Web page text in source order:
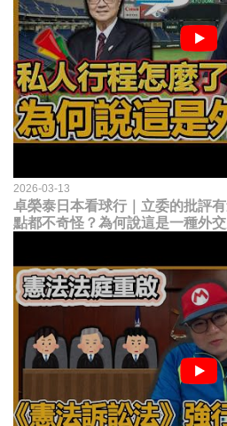
2026-03-13
卓榮泰日本看球行｜立委的批評
點都不奇怪？為何說這是一種外